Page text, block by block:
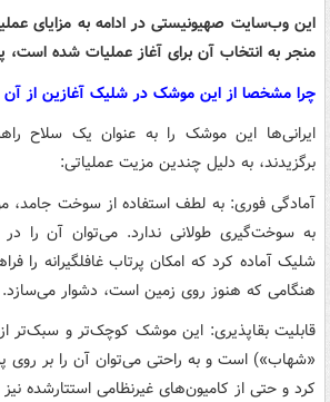
این وب‌سایت صهیونیستی در ادامه به مزایای
منجر به انتخاب آن برای آغاز عملیات شده است،
چرا مشخصا از این موشک در شلیک آغازین از آن
ایرانی‌ها این موشک را به عنوان یک سلاح
برگزیدند، به دلیل چندین مزیت عملیاتی:
آمادگی فوری: به لطف استفاده از سوخت جامد،
شلیک آماده کرد که امکان پرتاب غافلگیرانه را
هنگامی که هنوز روی زمین است، دشوار می‌سازد.
قابلیت بقاپذیری: این موشک کوچک‌تر و سبک‌تر
«شهاب») است و به راحتی می‌توان آن را بر روی
کرد و حتی از کامیون‌های غیرنظامی استتارشده